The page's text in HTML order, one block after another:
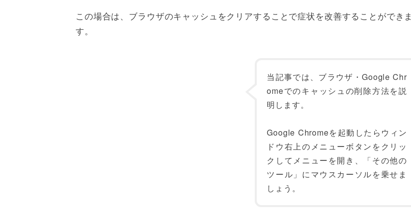
この場合は、ブラウザのキャッシュをクリアすることで症状を改善することができま
す。
当記事では、ブラウザ・Google Chr
omeでのキャッシュの削除方法を説
明します。
Google Chromeを起動したらウィン
ドウ右上のメニューボタンをクリッ
クしてメニューを開き、「その他の
ツール」にマウスカーソルを乗せま
しょう。